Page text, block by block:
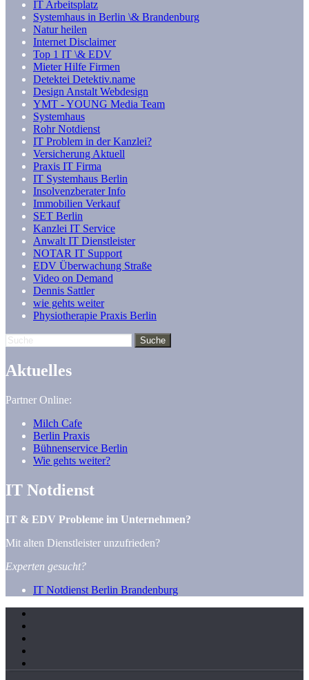
IT Arbeitsplatz
Systemhaus in Berlin \& Brandenburg
Natur heilen
Internet Disclaimer
Top 1 IT \& EDV
Mieter Hilfe Firmen
Detektei Detektiv.name
Design Anstalt Webdesign
YMT - YOUNG Media Team
Systemhaus
Rohr Notdienst
IT Problem in der Kanzlei?
Versicherung Aktuell
Praxis IT Firma
IT Systemhaus Berlin
Insolvenzberater Info
Immobilien Verkauf
SET Berlin
Kanzlei IT Service
Anwalt IT Dienstleister
NOTAR IT Support
EDV Überwachung Straße
Video on Demand
Dennis Sattler
wie gehts weiter
Physiotherapie Praxis Berlin
Aktuelles
Partner Online:
Milch Cafe
Berlin Praxis
Bühnenservice Berlin
Wie gehts weiter?
IT Notdienst
IT & EDV Probleme im Unternehmen?
Mit alten Dienstleister unzufrieden?
Experten gesucht?
IT Notdienst Berlin Brandenburg